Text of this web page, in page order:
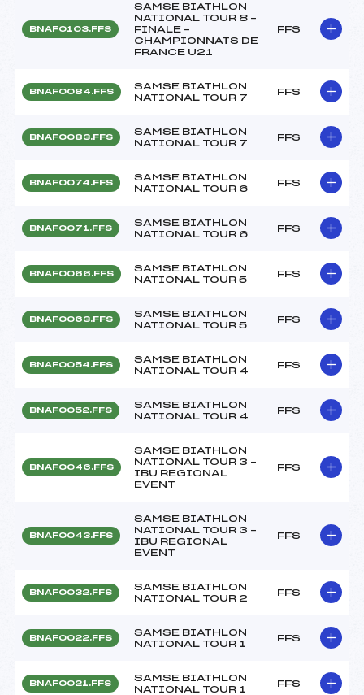
BNAF0103.FFS
SAMSE BIATHLON
NATIONAL TOUR 8 –
FINALE –
CHAMPIONNATS DE
FRANCE U21
FFS
BNAF0084.FFS
SAMSE BIATHLON
NATIONAL TOUR 7
FFS
BNAF0083.FFS
SAMSE BIATHLON
NATIONAL TOUR 7
FFS
BNAF0074.FFS
SAMSE BIATHLON
NATIONAL TOUR 6
FFS
BNAF0071.FFS
SAMSE BIATHLON
NATIONAL TOUR 6
FFS
BNAF0066.FFS
SAMSE BIATHLON
NATIONAL TOUR 5
FFS
BNAF0063.FFS
SAMSE BIATHLON
NATIONAL TOUR 5
FFS
BNAF0054.FFS
SAMSE BIATHLON
NATIONAL TOUR 4
FFS
BNAF0052.FFS
SAMSE BIATHLON
NATIONAL TOUR 4
FFS
BNAF0046.FFS
SAMSE BIATHLON
NATIONAL TOUR 3 –
IBU REGIONAL
EVENT
FFS
BNAF0043.FFS
SAMSE BIATHLON
NATIONAL TOUR 3 –
IBU REGIONAL
EVENT
FFS
BNAF0032.FFS
SAMSE BIATHLON
NATIONAL TOUR 2
FFS
BNAF0022.FFS
SAMSE BIATHLON
NATIONAL TOUR 1
FFS
BNAF0021.FFS
SAMSE BIATHLON
NATIONAL TOUR 1
FFS